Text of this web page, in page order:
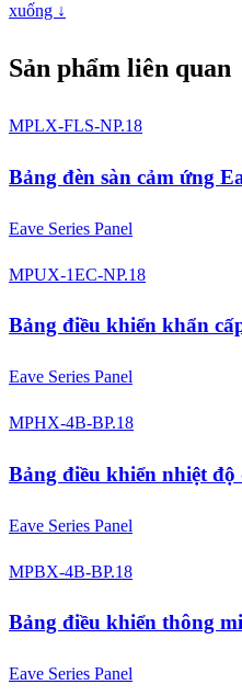
xuống ↓
Sản phẩm liên quan
MPLX-FLS-NP.18
Bảng đèn sàn cảm ứng
Eave Series Panel
MPUX-1EC-NP.18
Bảng điều khiển khẩn
Eave Series Panel
MPHX-4B-BP.18
Bảng điều khiển nhiệt độ
Eave Series Panel
MPBX-4B-BP.18
Bảng điều khiển thông
Eave Series Panel